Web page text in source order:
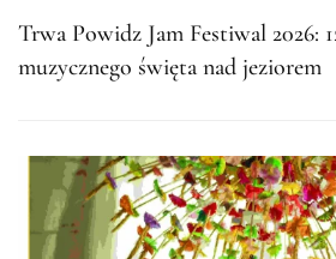
Trwa Powidz Jam Festiwal 2026:
muzycznego święta nad jeziorem